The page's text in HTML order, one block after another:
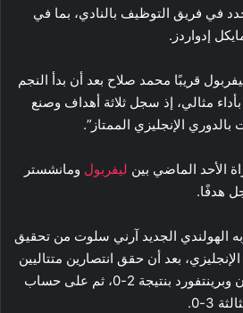
في فريق التوظيف بالنادي، بما في
إدواردز.
قريبًا محمد صلاح بعد أن بدأ النجم
المصري موسم 2024/25 بأداء مثالي، إذ سجل ثلاثة أهداف وصنع
الإنجليزي الممتاز”.
الأحد الماضي بين ليفربول ومانشستر
هدفًا.
الهولندي الجديد آرني سلوت من تحقيق
بعد أن حقق انتصارين متتاليين
على حساب إيبسويتش تاون وبرينتفورد بنتيجة 2-0، ثم على حساب
3-0.